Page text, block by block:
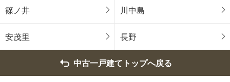
中野市 大町市
飯山市 茅野市
佐久市
篠ノ井 川中島
安茂里 長野
中古一戸建てトップへ戻る